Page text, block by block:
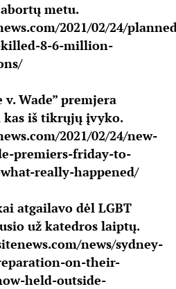
metu.
2021/02/24/
8-6-million-
Wade” premjera
iš tikrųjų įvyko.
2021/02/24/new-
premiers-friday-to-
really-happened/
atgailavo dėl LGBT
už katedros laiptų.
news/sydney-
on-their-
held-outside-